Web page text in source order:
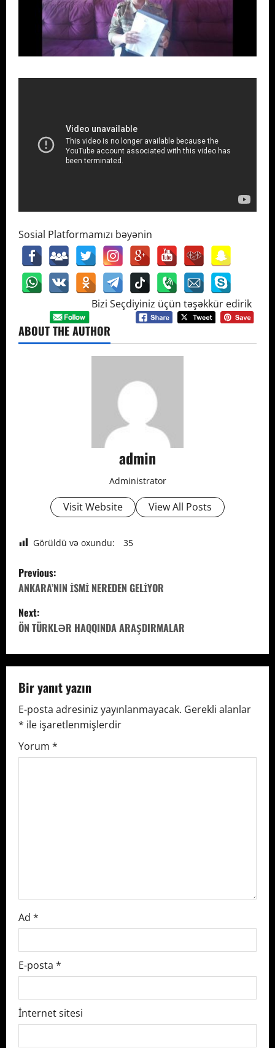
Sosial Platformamızı bəyənin
Bizi Seçdiyiniz üçün təşəkkür edirik
ABOUT THE AUTHOR
admin
Administrator
Visit Website View All Posts
Görüldü və oxundu: 35
P
o
s
n
a
v
i
n
Previous:
ANKARA’NIN İSMİ NEREDEN GELİYOR
Next:
ÖN TÜRKLƏR HAQQINDA ARAŞDIRMALAR
Bir yanıt yazın
E-posta adresiniz yayınlanmayacak. Gerekli alanlar
* ile işaretlenmişlerdir
Yorum *
Ad *
E-posta *
İnternet sitesi